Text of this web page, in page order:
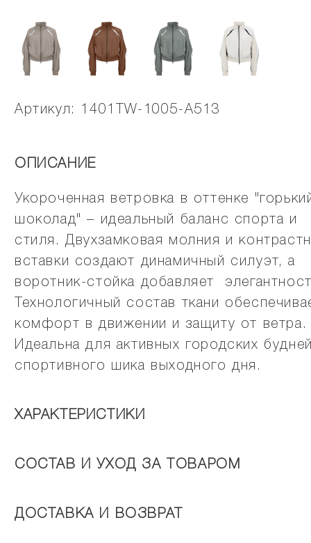
Артикул: 1401TW-1005-A513
ОПИСАНИЕ
Укороченная ветровка в оттенке
шоколад" – идеальный баланс спорта и
стиля. Двухзамковая молния и
вставки создают динамичный силуэт, а
воротник-стойка добавляет
Технологичный состав ткани
комфорт в движении и защиту от ветра.
Идеальна для активных городских
спортивного шика выходного дня.
ХАРАКТЕРИСТИКИ
СОСТАВ И УХОД ЗА ТОВАРОМ
ДОСТАВКА И ВОЗВРАТ